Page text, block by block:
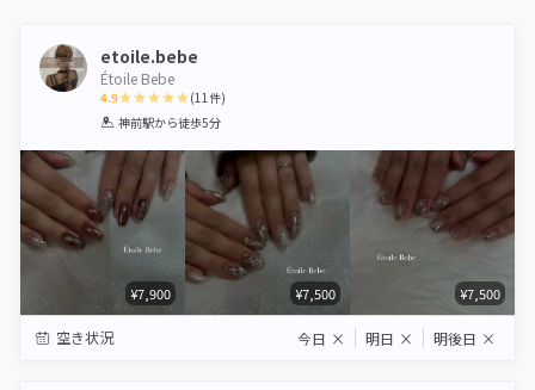
etoile.bebe
Étoile Bebe
4.9
1 2 3 4 5
(11件)
神前駅から徒歩5分
¥7,900 ¥7,500 ¥7,500
空き状況 今日 × 明日 × 明後日 ×